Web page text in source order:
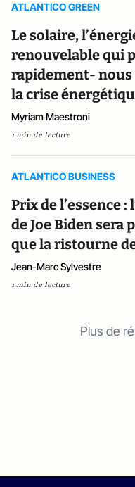
ATLANTICO GREEN
Le solaire,
renouvelable qui
rapidement- nous
la crise
Myriam Maestroni
1 min de lecture
ATLANTICO BUSINESS
Prix de l’essence :
de Joe Biden sera
que la ristourne
Jean-Marc Sylvestre
1 min de lecture
Plus de